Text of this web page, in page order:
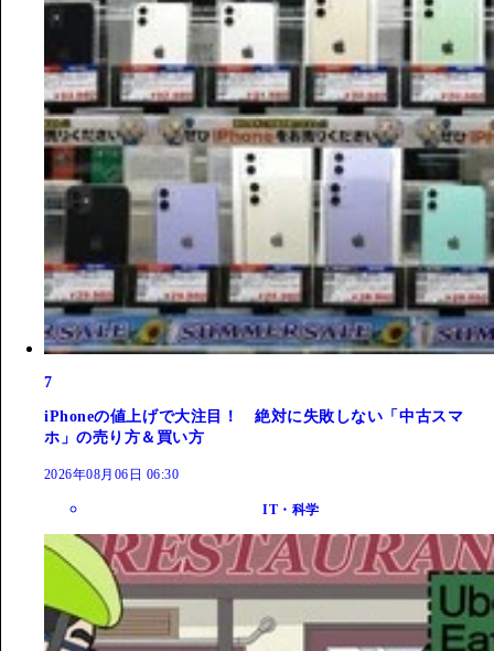
7
iPhoneの値上げで大注目！ 絶対に失敗しない「中古スマ
ホ」の売り方＆買い方
2026年08月06日 06:30
IT・科学